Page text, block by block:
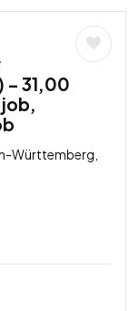
– 31,00
Württemberg,